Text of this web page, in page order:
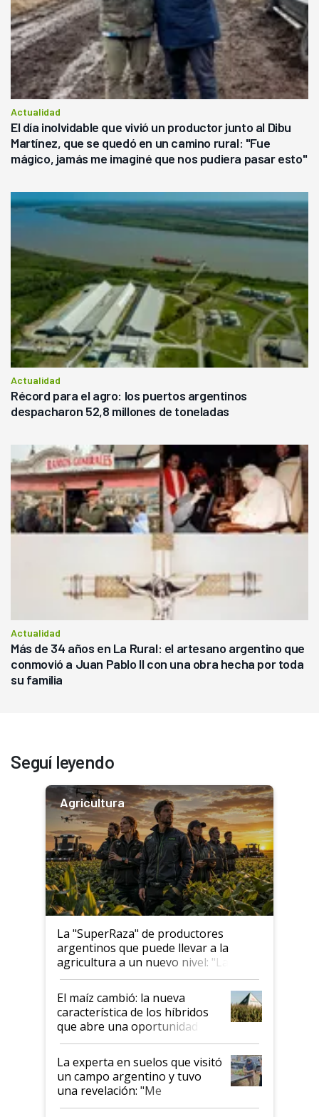
Actualidad
El día inolvidable que vivió un productor junto al Dibu
Martínez, que se quedó en un camino rural: "Fue
mágico, jamás me imaginé que nos pudiera pasar esto"
Actualidad
Récord para el agro: los puertos argentinos
despacharon 52,8 millones de toneladas
Actualidad
Más de 34 años en La Rural: el artesano argentino que
conmovió a Juan Pablo II con una obra hecha por toda
su familia
Seguí leyendo
Agricultura
La "SuperRaza" de productores
argentinos que puede llevar a la
agricultura a un nuevo nivel: "Las
posibilidades de crecimiento son
infinitas"
El maíz cambió: la nueva
característica de los híbridos
que abre una oportunidad en
el lote
La experta en suelos que visitó
un campo argentino y tuvo
una revelación: "Me
impresionó mucho"